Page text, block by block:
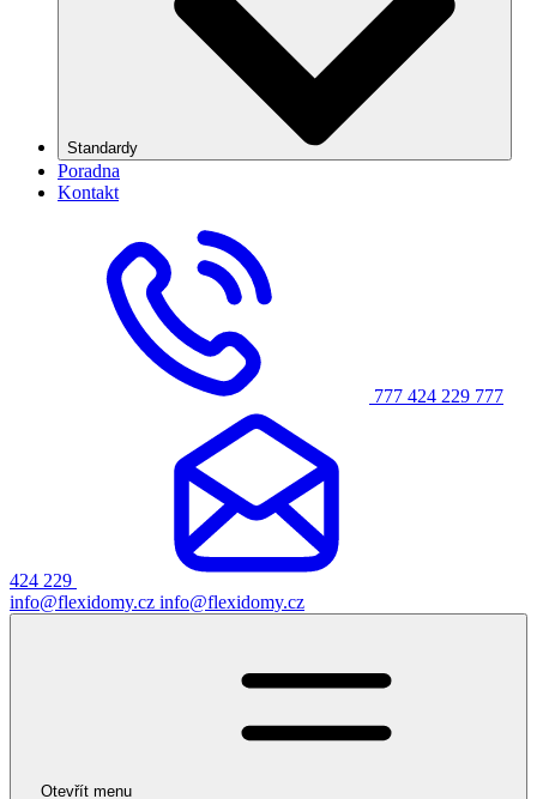
Standardy
Poradna
Kontakt
777 424 229 777
424 229
info@flexidomy.cz info@flexidomy.cz
Otevřít menu